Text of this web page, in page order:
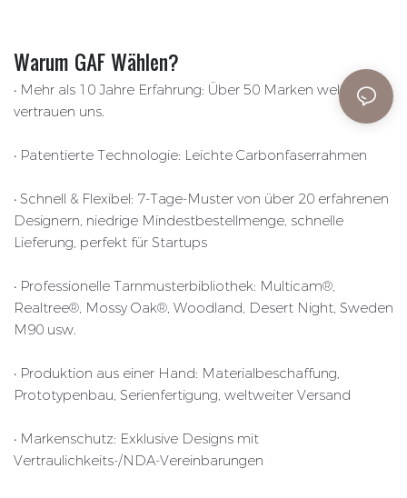
Warum GAF Wählen?
• Mehr als 10 Jahre Erfahrung: Über 50 Marken weltweit
vertrauen uns.
• Patentierte Technologie: Leichte Carbonfaserrahmen
• Schnell & Flexibel: 7-Tage-Muster von über 20 erfahrenen
Designern, niedrige Mindestbestellmenge, schnelle
Lieferung, perfekt für Startups
• Professionelle Tarnmusterbibliothek: Multicam®,
Realtree®, Mossy Oak®, Woodland, Desert Night, Sweden
M90 usw.
• Produktion aus einer Hand: Materialbeschaffung,
Prototypenbau, Serienfertigung, weltweiter Versand
• Markenschutz: Exklusive Designs mit
Vertraulichkeits-/NDA-Vereinbarungen